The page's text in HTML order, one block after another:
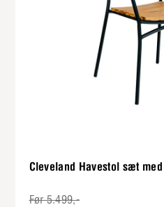
Cleveland Havestol sæt
Før 5.499,-